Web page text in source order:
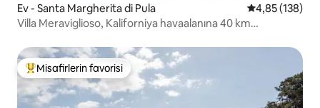
Ev - Santa Margherita di Pula 5 üzerinden
4,85 (138)
Villa Meraviglioso, Kaliforniya havaalanına 40 km
Misafirlerin favorilerinden en beğenilenler arasında
Misafirlerin favorisi